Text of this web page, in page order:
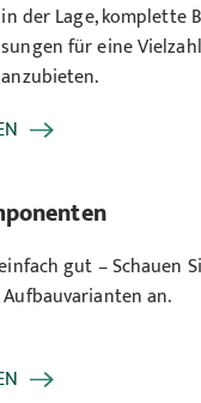
in der Lage, komplette
für eine
gut – Schauen
an.